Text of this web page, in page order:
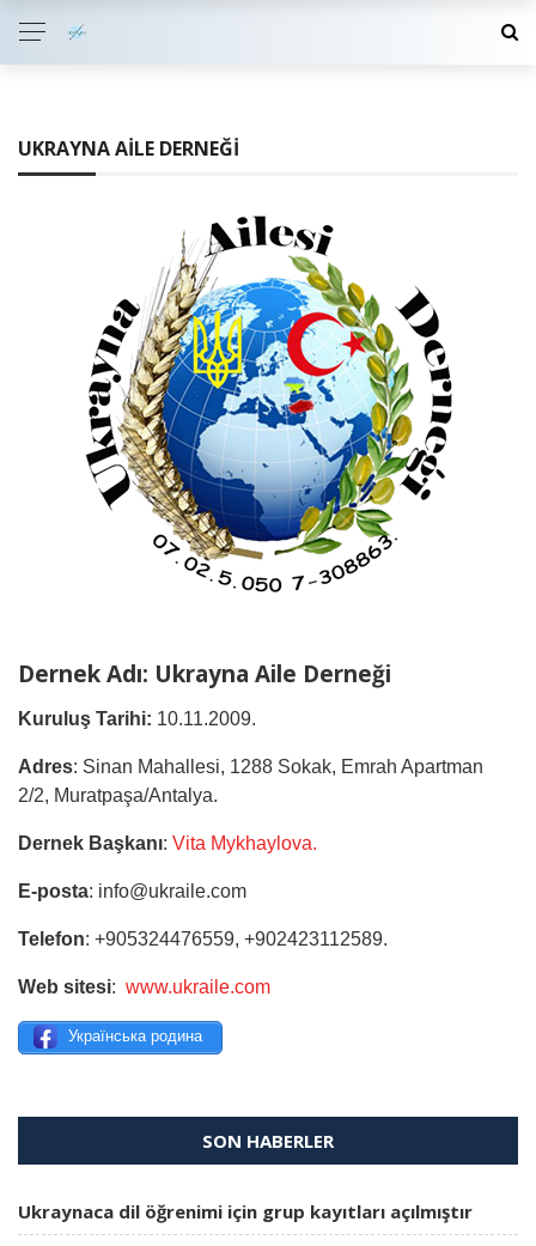
UKRAYNA AILE DERNEĞI
Dernek Adı: Ukrayna Aile Derneği
Kuruluş Tarihi: 10.11.2009.
Adres: Sinan Mahallesi, 1288 Sokak, Emrah Apartman
2/2, Muratpaşa/Antalya.
Dernek Başkanı: Vita Mykhaylova.
E-posta: info@ukraile.com
Telefon: +905324476559, +902423112589.
Web sitesi: www.ukraile.com
Українська родина
SON HABERLER
Ukraynaca dil öğrenimi için grup kayıtları açılmıştır